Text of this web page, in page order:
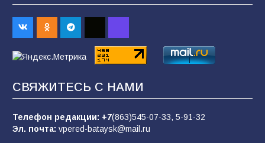
Будет ли мобилизация в России в 2026 году
после выборов: в Госдуме дали ответ
заявления о мобилизации — это
пропагандистский вброс
85 01.08.2026
СВЯЖИТЕСЬ С НАМИ
Телефон редакции: +7(863)545-07-33, 5-91-32
Эл. почта: vpered-bataysk@mail.ru